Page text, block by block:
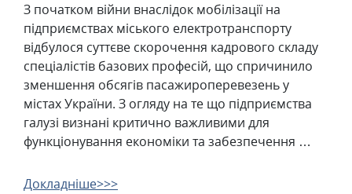
З початком війни внаслідок мобілізації на
підприємствах міського електротранспорту
відбулося суттєве скорочення кадрового складу
спеціалістів базових професій, що спричинило
зменшення обсягів пасажироперевезень у
містах України. З огляду на те що підприємства
галузі визнані критично важливими для
функціонування економіки та забезпечення …
Докладніше>>>